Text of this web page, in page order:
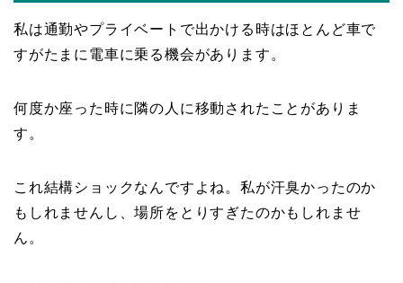
私は通勤やプライベートで出かける時はほとんど車で
すがたまに電車に乗る機会があります。
何度か座った時に隣の人に移動されたことがありま
す。
これ結構ショックなんですよね。私が汗臭かったのか
もしれませんし、場所をとりすぎたのかもしれませ
ん。